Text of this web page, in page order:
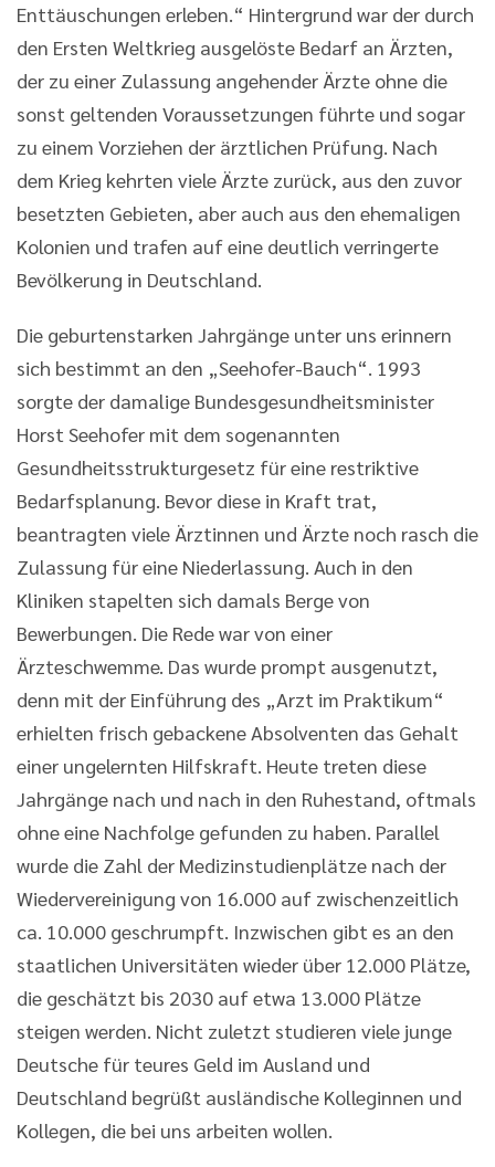
Enttäuschungen erleben.“ Hintergrund war der durch
den Ersten Weltkrieg ausgelöste Bedarf an Ärzten,
der zu einer Zulassung angehender Ärzte ohne die
sonst geltenden Voraussetzungen führte und sogar
zu einem Vorziehen der ärztlichen Prüfung. Nach
dem Krieg kehrten viele Ärzte zurück, aus den zuvor
besetzten Gebieten, aber auch aus den ehemaligen
Kolonien und trafen auf eine deutlich verringerte
Bevölkerung in Deutschland.
Die geburtenstarken Jahrgänge unter uns erinnern
sich bestimmt an den „Seehofer-Bauch“. 1993
sorgte der damalige Bundesgesundheitsminister
Horst Seehofer mit dem sogenannten
Gesundheitsstrukturgesetz für eine restriktive
Bedarfsplanung. Bevor diese in Kraft trat,
beantragten viele Ärztinnen und Ärzte noch rasch die
Zulassung für eine Niederlassung. Auch in den
Kliniken stapelten sich damals Berge von
Bewerbungen. Die Rede war von einer
Ärzteschwemme. Das wurde prompt ausgenutzt,
denn mit der Einführung des „Arzt im Praktikum“
erhielten frisch gebackene Absolventen das Gehalt
einer ungelernten Hilfskraft. Heute treten diese
Jahrgänge nach und nach in den Ruhestand, oftmals
ohne eine Nachfolge gefunden zu haben. Parallel
wurde die Zahl der Medizinstudienplätze nach der
Wiedervereinigung von 16.000 auf zwischenzeitlich
ca. 10.000 geschrumpft. Inzwischen gibt es an den
staatlichen Universitäten wieder über 12.000 Plätze,
die geschätzt bis 2030 auf etwa 13.000 Plätze
steigen werden. Nicht zuletzt studieren viele junge
Deutsche für teures Geld im Ausland und
Deutschland begrüßt ausländische Kolleginnen und
Kollegen, die bei uns arbeiten wollen.